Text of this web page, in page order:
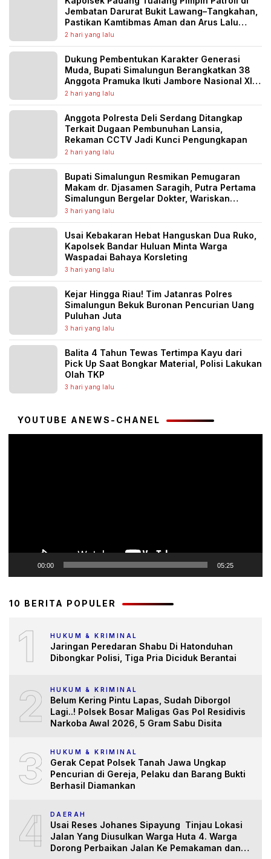
Jembatan Darurat Bukit Lawang–Tangkahan,
Pastikan Kamtibmas Aman dan Arus Lalu
Lintas Lancar
2 hari yang lalu
Dukung Pembentukan Karakter Generasi
Muda, Bupati Simalungun Berangkatkan 38
Anggota Pramuka Ikuti Jambore Nasional XII
Tahun 2026
2 hari yang lalu
Anggota Polresta Deli Serdang Ditangkap
Terkait Dugaan Pembunuhan Lansia,
Rekaman CCTV Jadi Kunci Pengungkapan
2 hari yang lalu
Bupati Simalungun Resmikan Pemugaran
Makam dr. Djasamen Saragih, Putra Pertama
Simalungun Bergelar Dokter, Wariskan
Semangat Pengabdian untuk Generasi
Penerus
3 hari yang lalu
Usai Kebakaran Hebat Hanguskan Dua Ruko,
Kapolsek Bandar Huluan Minta Warga
Waspadai Bahaya Korsleting
3 hari yang lalu
Kejar Hingga Riau! Tim Jatanras Polres
Simalungun Bekuk Buronan Pencurian Uang
Puluhan Juta
3 hari yang lalu
Balita 4 Tahun Tewas Tertimpa Kayu dari
Pick Up Saat Bongkar Material, Polisi Lakukan
Olah TKP
3 hari yang lalu
YOUTUBE ANEWS-CHANEL
00:00 05:25
10 BERITA POPULER
1 HUKUM & KRIMINAL
Jaringan Peredaran Shabu Di Hatonduhan
Dibongkar Polisi, Tiga Pria Diciduk Berantai
2 HUKUM & KRIMINAL
Belum Kering Pintu Lapas, Sudah Diborgol
Lagi..! Polsek Bosar Maligas Gas Pol Residivis
Narkoba Awal 2026, 5 Gram Sabu Disita
3 HUKUM & KRIMINAL
Gerak Cepat Polsek Tanah Jawa Ungkap
Pencurian di Gereja, Pelaku dan Barang Bukti
Berhasil Diamankan
4 DAERAH
Usai Reses Johanes Sipayung Tinjau Lokasi
Jalan Yang Diusulkan Warga Huta 4. Warga
Dorong Perbaikan Jalan Ke Pemakaman dan